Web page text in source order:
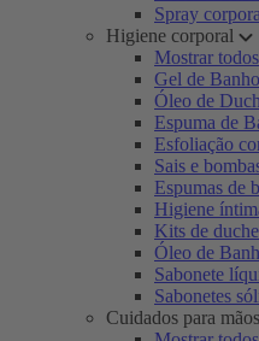
Spray
Higiene corporal
Mostrar todos
Gel de Banho
Óleo de
Espuma de
Esfoliação
Sais e
Espumas de
Higiene
Kits de
Óleo de
Sabonete
Sabonetes
Cuidados para mãos